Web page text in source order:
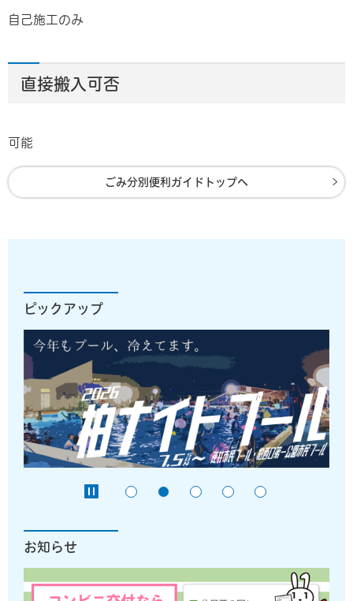
自己施工のみ
直接搬入可否
可能
ごみ分別便利ガイドトップへ
ピックアップ
お知らせ